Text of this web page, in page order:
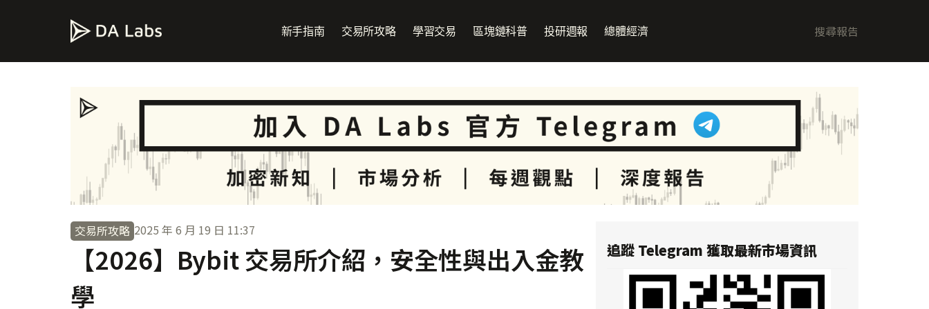
新手指南 交易所攻略 學習交易 區塊鏈科普 投研週報 總體經濟
交易所攻略 2025 年 6 月 19 日 11:37
【2026】Bybit 交易所介紹，安全性與出入金教
學
追蹤 Telegram 獲取最新市場資訊